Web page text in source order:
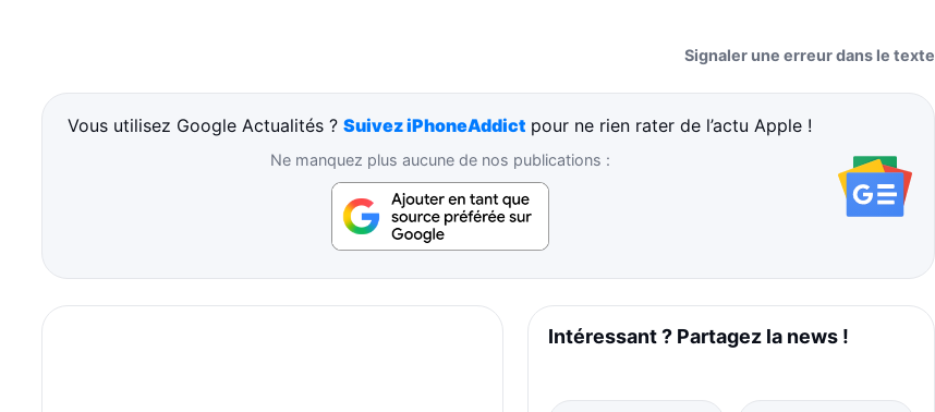
Signaler une erreur dans le texte
Vous utilisez Google Actualités ?Suivez iPhoneAddict pour ne rien rater de l’actu Apple !
Ne manquez plus aucune de nos publications :
Intéressant ? Partagez la news !